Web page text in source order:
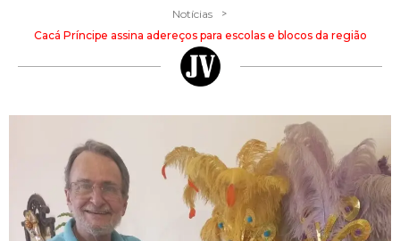
Notícias >
Cacá Príncipe assina adereços para escolas e blocos da região